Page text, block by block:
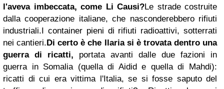
l'aveva imbeccata, come Li Causi?Le strade costruite
dalla cooperazione italiane, che nasconderebbero rifiuti
industriali.I container pieni di rifiuti radioattivi, sotterrati
nei cantieri.Di certo è che Ilaria si è trovata dentro una
guerra di ricatti, portata avanti dalle due fazioni in
guerra in Somalia (quella di Aidid e quella di Mahdi):
ricatti di cui era vittima l'Italia, se si fosse saputo del